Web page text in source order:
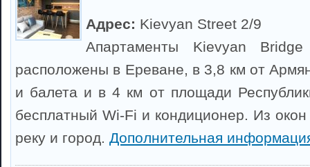
Адрес: Kievyan Street 2/9
Апартаменты Kievyan
расположены в Ереване, в 3,8 км от
и балета и в 4 км от площади
бесплатный Wi-Fi и кондиционер. Из
реку и город. Дополнительная